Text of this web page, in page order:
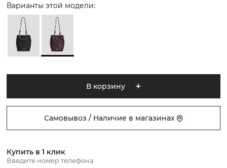
Варианты этой модели:
В корзину
Самовывоз / Наличие в магазинах
Купить в 1 клик
Введите номер телефона